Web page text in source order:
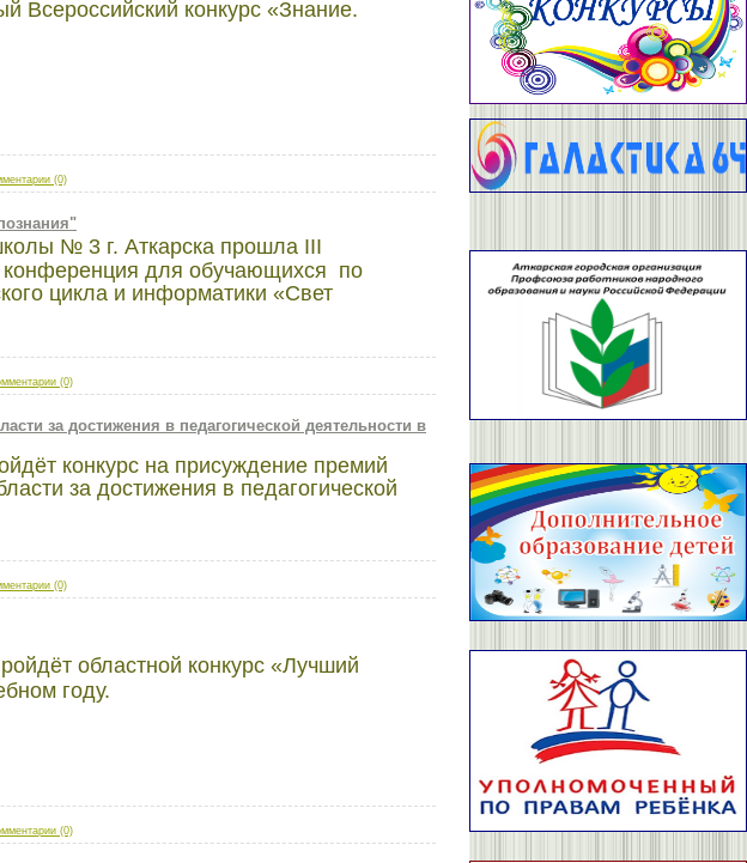
Всероссийский конкурс «Знание.
(0)
№ 3 г. Аткарска прошла III
конференция для обучающихся по
цикла и информатики «Свет
(0)
за достижения в педагогической деятельности в
конкурс на присуждение премий
за достижения в педагогической
(0)
областной конкурс «Лучший
году.
(0)